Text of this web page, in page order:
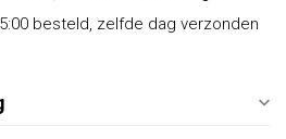
besteld, zelfde dag verzonden